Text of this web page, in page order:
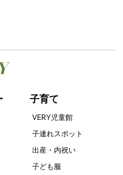
子育て
VERY児童館
子連れスポット
出産・内祝い
子ども服